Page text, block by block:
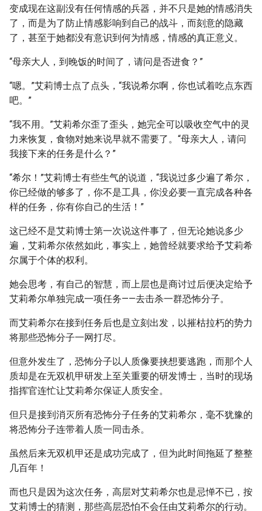
变成现在这副没有任何情感的兵器，并不只是她的情感消失
了，而是为了防止情感影响到自己的战斗，而刻意的隐藏
了，甚至于她都没有意识到何为情感，情感的真正意义。
“母亲大人，到晚饭的时间了，请问是否进食？”
“嗯。”艾莉博士点了点头，“我说希尔啊，你也试着吃点东西
吧。”
“我不用。”艾莉希尔歪了歪头，她完全可以吸收空气中的灵
力来恢复，食物对她来说早就不需要了。“母亲大人，请问
我接下来的任务是什么？”
“希尔！”艾莉博士有些生气的说道，“我说过多少遍了希尔，
你已经做的够多了，你不是工具，你没必要一直完成各种各
样的任务，你有你自己的生活！”
这已经不是艾莉博士第一次说这件事了，但无论她说多少
遍，艾莉希尔依然如此，事实上，她曾经就要求给予艾莉希
尔属于个体的权利。
她会思考，有自己的智慧，而上层也是商讨过后便决定给予
艾莉希尔单独完成一项任务——去击杀一群恐怖分子。
而艾莉希尔在接到任务后也是立刻出发，以摧枯拉朽的势力
将那些恐怖分子一网打尽。
但意外发生了，恐怖分子以人质像要挟想要逃跑，而那个人
质却是在无双机甲研发上至关重要的研发博士，当时的现场
指挥官连忙让艾莉希尔保证人质安全。
但只是接到消灭所有恐怖分子任务的艾莉希尔，毫不犹豫的
将恐怖分子连带着人质一同击杀。
虽然后来无双机甲还是成功完成了，但为此时间拖延了整整
几百年！
而也只是因为这次任务，高层对艾莉希尔也是忌惮不已，按
艾莉博士的猜测，那些高层恐怕不会任由艾莉希尔的行动。